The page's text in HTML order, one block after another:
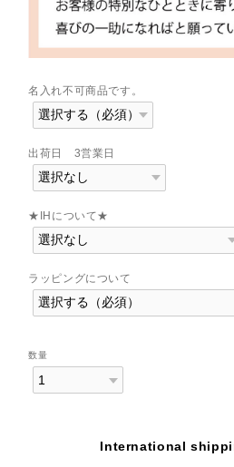
名入れ不可商品です。
出荷日 3営業日
★IHについて★
ラッピングについて
数量
International